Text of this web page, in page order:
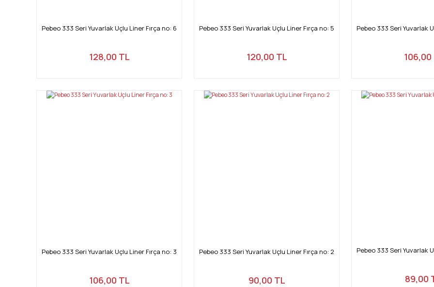
Pebeo 333 Seri Yuvarlak Uçlu Liner Fırça no: 6
128,00 TL
Pebeo 333 Seri Yuvarlak Uçlu Liner Fırça no: 5
120,00 TL
Pebeo 333 Seri Yuvarlak
106,00
Pebeo 333 Seri Yuvarlak Uçlu Liner Fırça no: 3
106,00 TL
Pebeo 333 Seri Yuvarlak Uçlu Liner Fırça no: 2
90,00 TL
Pebeo 333 Seri Yuvarlak
89,00